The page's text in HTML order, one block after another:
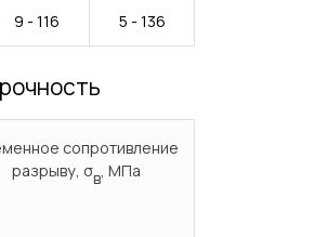
9 - 116 5 - 136
сопротивление
разрыву, σв, МПа